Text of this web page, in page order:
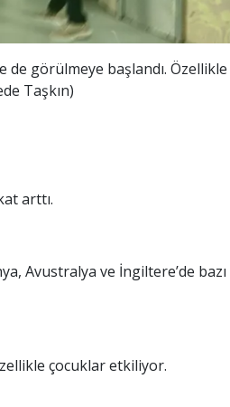
de görülmeye başlandı. Özellikle
Taşkın)
arttı.
Avustralya ve İngiltere’de bazı
çocuklar etkiliyor.